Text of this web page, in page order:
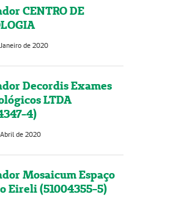
CENTRO DE
de 2020
Decordis Exames
LTDA
4)
de 2020
Mosaicum Espaço
Eireli (51004355-5)